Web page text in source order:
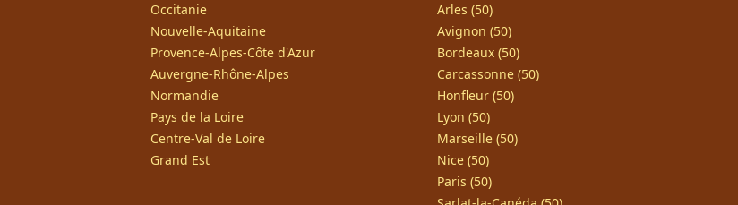
Occitanie
Nouvelle-Aquitaine
Provence-Alpes-Côte d'Azur
Auvergne-Rhône-Alpes
Normandie
Pays de la Loire
Centre-Val de Loire
Grand Est
Arles (50)
Avignon (50)
Bordeaux (50)
Carcassonne (50)
Honfleur (50)
Lyon (50)
Marseille (50)
Nice (50)
Paris (50)